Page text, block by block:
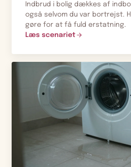
Indbrud i bolig dækkes af
også selvom du var bortrejst.
gøre for at få fuld erstatning.
Læs scenariet